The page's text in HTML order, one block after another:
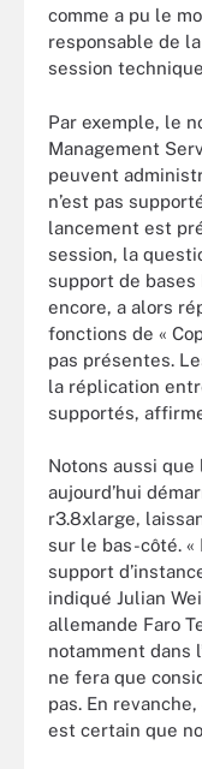
comme a pu le
responsable de
session
Par exemple, le
Management
peuvent
n’est pas
lancement est
session, la
support de bases
encore, a alors
fonctions de «
pas présentes.
la réplication
supportés,
Notons aussi
aujourd’hui
r3.8xlarge,
sur le bas-côté. «
support
indiqué Julian
allemande Faro
notamment dans
ne fera que
pas. En
est certain que